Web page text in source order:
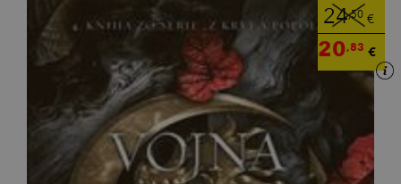
24,50 €
20,83 €